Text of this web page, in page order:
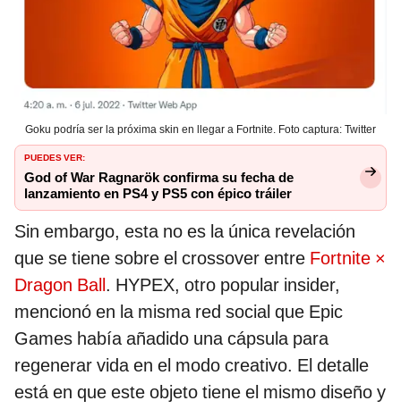
Goku podría ser la próxima skin en llegar a Fortnite. Foto captura: Twitter
PUEDES VER:
God of War Ragnarök confirma su fecha de
lanzamiento en PS4 y PS5 con épico tráiler
Sin embargo, esta no es la única revelación
que se tiene sobre el crossover entre Fortnite ×
Dragon Ball. HYPEX, otro popular insider,
mencionó en la misma red social que Epic
Games había añadido una cápsula para
regenerar vida en el modo creativo. El detalle
está en que este objeto tiene el mismo diseño y